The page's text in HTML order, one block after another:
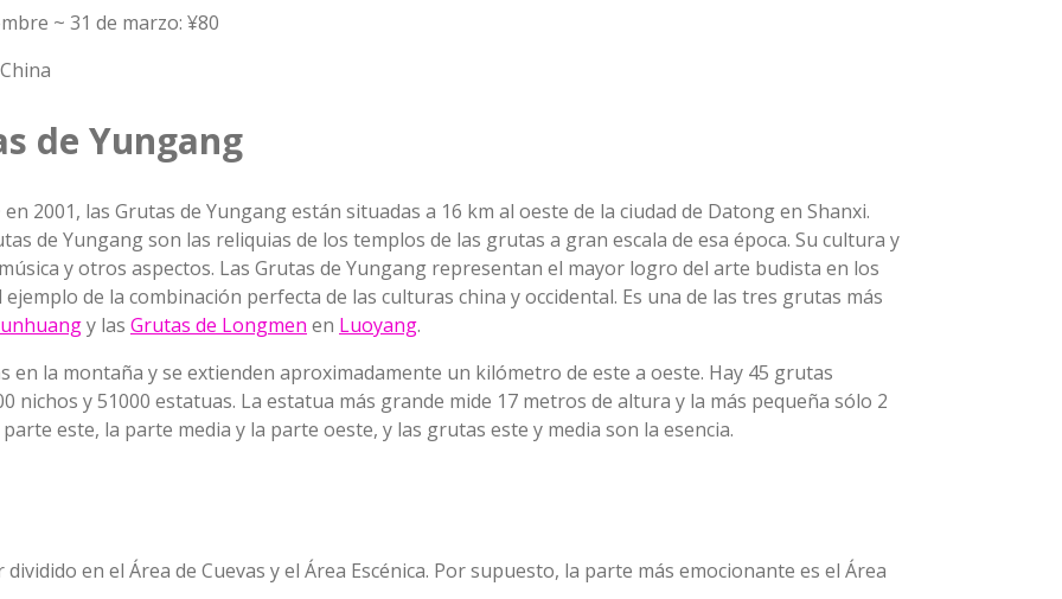
~ 31 de marzo: ¥80
de Yungang
2001, las Grutas de Yungang están situadas a 16 km al oeste de la ciudad de Datong en Shanxi.
de Yungang son las reliquias de los templos de las grutas a gran escala de esa época. Su cultura y
y otros aspectos. Las Grutas de Yungang representan el mayor logro del arte budista en los
de la combinación perfecta de las culturas china y occidental. Es una de las tres grutas más
y las Grutas de Longmen en Luoyang.
en la montaña y se extienden aproximadamente un kilómetro de este a oeste. Hay 45 grutas
nichos y 51000 estatuas. La estatua más grande mide 17 metros de altura y la más pequeña sólo 2
este, la parte media y la parte oeste, y las grutas este y media son la esencia.
en el Área de Cuevas y el Área Escénica. Por supuesto, la parte más emocionante es el Área